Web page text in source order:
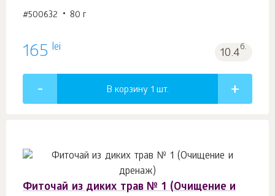
#500632 80 г
165 lei 10.4б.
В корзину 1 шт.
Фиточай из диких трав № 1 (Очищение и